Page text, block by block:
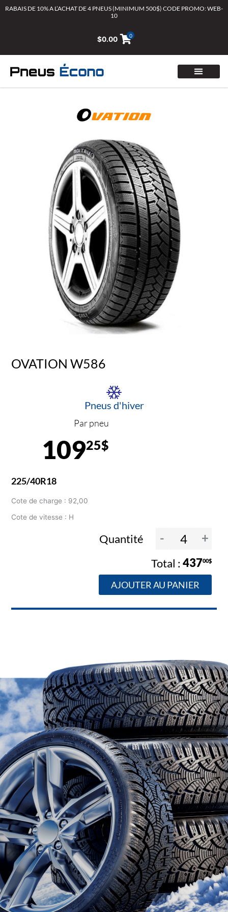
AllerRABAIS DE 10% A L’ACHAT DE 4 PNEUS (MINIMUM 500$) CODE PROMO: WEB-
10
$0.00 0
OVATION W586
Pneus d'hiver
Par pneu
10925$
225/40R18
Cote de charge : 92,00
Cote de vitesse : H
Quantité - +
43700$
AJOUTER AU PANIER